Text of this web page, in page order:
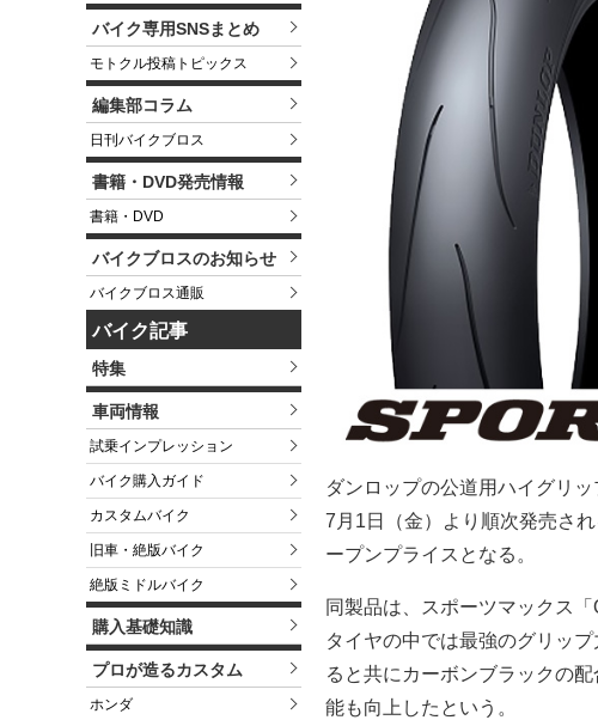
バイク専用SNSまとめ
モトクル投稿トピックス
編集部コラム
日刊バイクブロス
書籍・DVD発売情報
書籍・DVD
バイクブロスのお知らせ
バイクブロス通販
バイク記事
特集
車両情報
試乗インプレッション
バイク購入ガイド
カスタムバイク
旧車・絶版バイク
絶版ミドルバイク
購入基礎知識
プロが造るカスタム
ホンダ
ダンロップの公道用ハイグリ
7月1日（金）より順次発売さ
ープンプライスとなる。
同製品は、スポーツマックス
タイヤの中では最強のグリッ
ると共にカーボンブラックの
能も向上したという。